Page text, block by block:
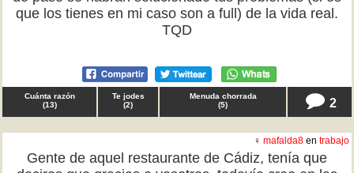
que los tienes en mi caso son a full) de la vida real.
TQD
Cuánta razón
(13)
Te jodes
(2)
Menuda chorrada
(5) 2
♀ mafalda8 en trabajo
Gente de aquel restaurante de Cádiz, tenía que